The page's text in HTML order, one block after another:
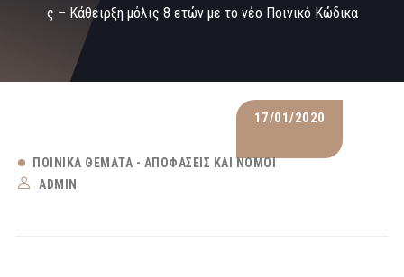
ς – Κάθειρξη μόλις 8 ετών με το νέο Ποινικό Κώδικα
17/01/2020
ΠΟΙΝΙΚΆ ΘΈΜΑΤΑ - ΑΠΟΦΆΣΕΙΣ ΚΑΙ ΝΌΜΟΙ
ADMIN